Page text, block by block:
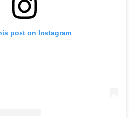
post on Instagram